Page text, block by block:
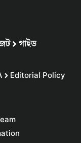
গাইড
Editorial Policy